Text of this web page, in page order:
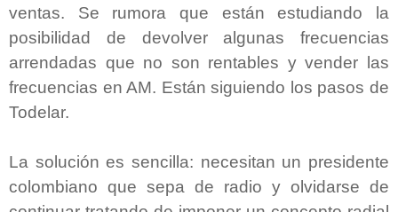
ventas. Se rumora que están estudiando la
posibilidad de devolver algunas frecuencias
arrendadas que no son rentables y vender las
frecuencias en AM. Están siguiendo los pasos de
Todelar.
La solución es sencilla: necesitan un presidente
colombiano que sepa de radio y olvidarse de